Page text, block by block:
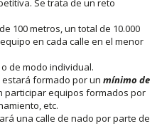
100 metros, un total de 10.000
en cada calle en el menor
de modo individual.
estará formado por un mínimo de
participar equipos formados por
etc.
una calle de nado por parte de